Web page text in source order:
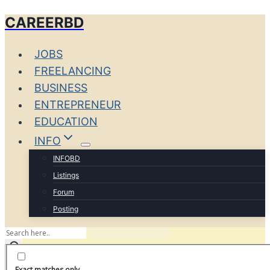
Skip
content
CAREERBD
JOBS
FREELANCING
BUSINESS
ENTREPRENEUR
EDUCATION
INFO
INFOBD
Listings
Forum
Posting
POST